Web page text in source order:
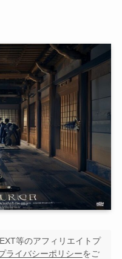
等のアフィリエイトプ
ライバシーポリシーをご